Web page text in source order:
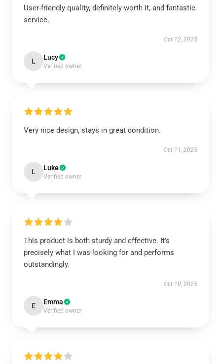
User-friendly quality, definitely worth it, and fantastic
service.
Oct 12, 2025
L Lucy
Verified owner
Very nice design, stays in great condition.
Oct 11, 2025
L Luke
Verified owner
This product is both sturdy and effective. It’s
precisely what I was looking for and performs
outstandingly.
Oct 10, 2025
E Emma
Verified owner